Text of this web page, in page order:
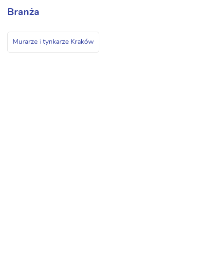
Branża
Murarze i tynkarze Kraków